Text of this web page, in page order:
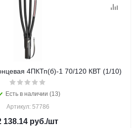
4ПКТп(б)-1 70/120 КВТ (1/10)
Есть в наличии (13)
Артикул: 57786
138.14 руб./шт